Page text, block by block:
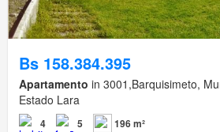
Bs 158.384.395
Apartamento in 3001,Barquisimeto,
Estado Lara
4 5 196 m²